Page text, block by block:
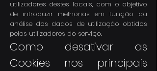
utilizadores destes locais, com o objetivo
de introduzir melhorias em função da
análise dos dados de utilização obtidos
pelos utilizadores do serviço.
Como desativar as
Cookies nos principais